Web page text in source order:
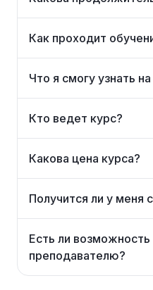
Как проходит
Что я смогу узнать
Кто ведет курс?
Какова цена курса?
Получится ли у меня
Есть ли
преподавателю?